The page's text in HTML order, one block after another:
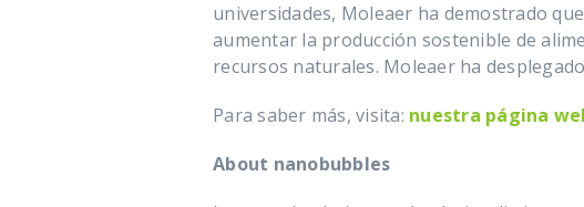
universidades, Moleaer ha demostrado
aumentar la producción sostenible de
recursos naturales. Moleaer ha
Para saber más, visita: nuestra página
About nanobubbles